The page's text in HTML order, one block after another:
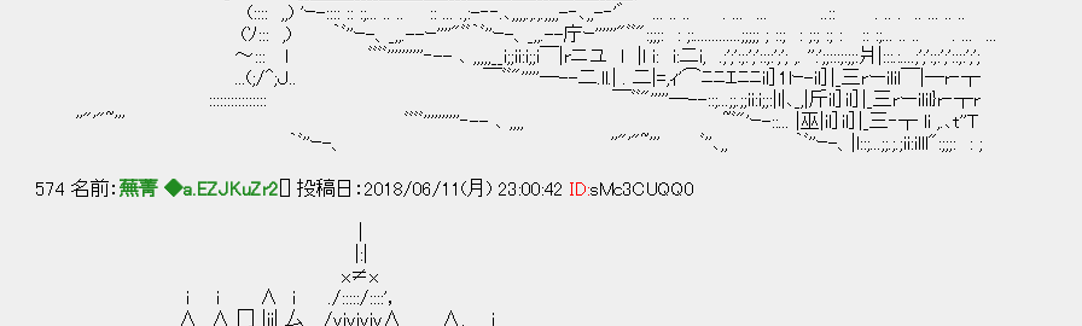
(:::: ,,) 'ｰ-:::: :: :;... .. .. :: ... .,:-‐‐.､,,,,.,.,.,,,,-‐､,,-‐'゛ ... .. .. . ... ... ..:: . .. . .. ... .. ..
(ｿ::: ,) ｀ﾞ''ｰ-、_,,.--ｰ''''"ﾞﾞ｀ﾞ''ｰ-、_,,.--庁ｰ''''''"ﾞﾞ":;;;: : ;:.............;;;;; ; ::; : ;:; :; : :: :;... .. .. . ... ...
～::: l ﾞﾞﾞﾞ''''''''''‐-- ､ ,,,,,__i;;ii:i;;i￣|rニユ l |l i: i:二i, .;';':;:';'::;:';'; ,. '':';;:::;:;;:爿|:::.:....;';':;:';'::;:';';
...(;/^;Ｊ.. ￣ﾞﾞ"'''''―--二.ll.| . 二|=,ｨ'⌒ﾆﾆｴﾆﾆil］1lｰ-il］|_三rーilil￣|─r‐┬
:::::::::::::::: ￣ﾞﾞ"'''''―--::;...;;.;;ii:i;;:|l|､_,|斤il］il］|_三rーilil}r‐┬r
''"'"~''' ﾞﾞﾞﾞ''''''''''‐-- ､ ,,,, ~ﾞ"'ｰ-::... |巫|il］il］|_三‐┬ li ,.､t''T
｀ﾞ''ｰ-、 ''"'"~''' ﾞ''､,, ｀ﾞ''ｰ-、|l::;...;;.;.;ii:illl":;;;: : ;
574 名前： 蕪菁 ◆a.EZJKuZr2 [] 投稿日：2018/06/11(月) 23:00:42 ID:sMc3CUQQ0
|:|
x≠x
i i ∧ i ./:::::/::::'，
∧ ∧ 冂 |ii|_厶＿/viviviv∧ ∧, i